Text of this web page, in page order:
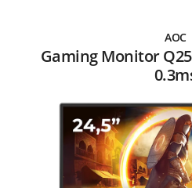
AOC
Gaming Monitor